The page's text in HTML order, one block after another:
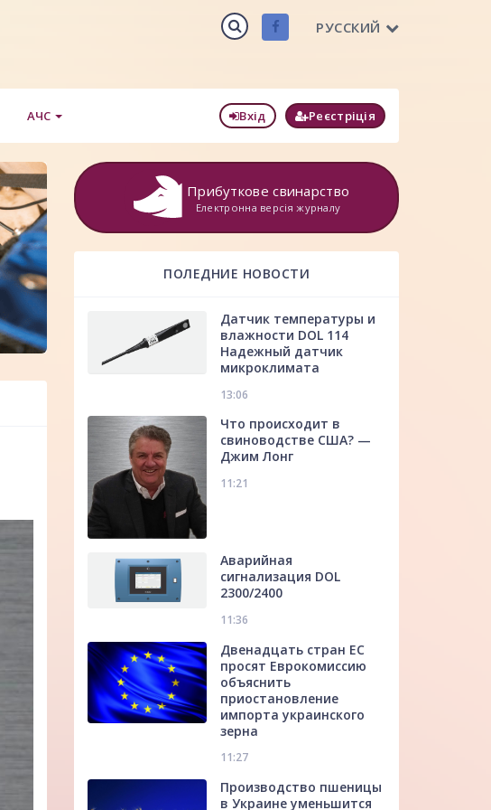
РУССКИЙ
АЧС Вхід Реєстріція
Прибуткове свинарство
Електронна версія журналу
ПОЛЕДНИЕ НОВОСТИ
Датчик температуры и
влажности DOL 114
Надежный датчик
микроклимата
13:06
Что происходит в
свиноводстве США? —
Джим Лонг
11:21
Аварийная
сигнализация DOL
2300/2400
11:36
Двенадцать стран ЕС
просят Еврокомиссию
объяснить
приостановление
импорта украинского
зерна
11:27
Производство пшеницы
в Украине уменьшится